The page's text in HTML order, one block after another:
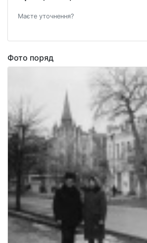
Маєте уточнення?
Фото поряд
Share this widget